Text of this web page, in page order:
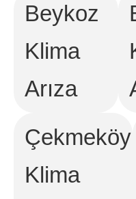
Beykoz
Klima
Arıza
Çekmeköy
Klima